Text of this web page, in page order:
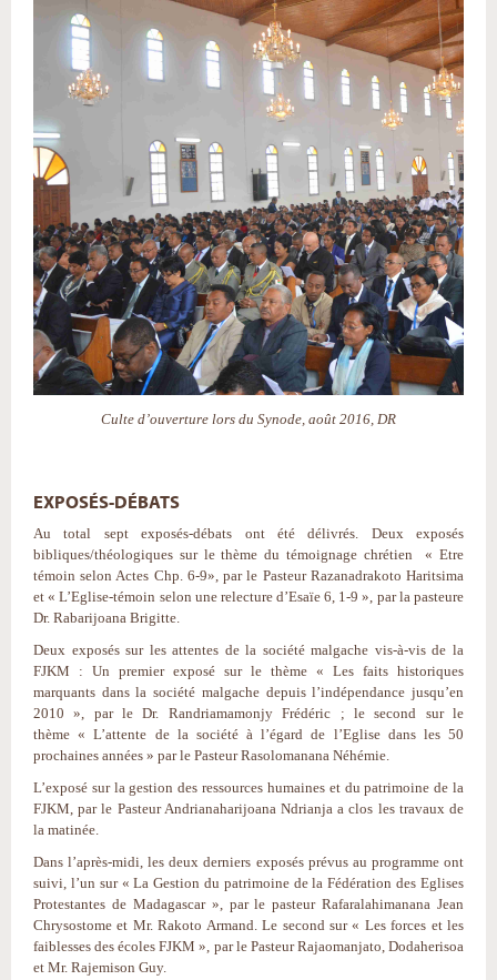
Culte d’ouverture lors du Synode, août 2016, DR
EXPOSÉS-DÉBATS
Au total sept exposés-débats ont été délivrés. Deux exposés
bibliques/théologiques sur le thème du témoignage chrétien « Etre
témoin selon Actes Chp. 6-9», par le Pasteur Razanadrakoto Haritsima
et « L’Eglise-témoin selon une relecture d’Esaïe 6, 1-9 », par la pasteure
Dr. Rabarijoana Brigitte.
Deux exposés sur les attentes de la société malgache vis-à-vis de la
FJKM : Un premier exposé sur le thème « Les faits historiques
marquants dans la société malgache depuis l’indépendance jusqu’en
2010 », par le Dr. Randriamamonjy Frédéric ; le second sur le
thème « L’attente de la société à l’égard de l’Eglise dans les 50
prochaines années » par le Pasteur Rasolomanana Néhémie.
L’exposé sur la gestion des ressources humaines et du patrimoine de la
FJKM, par le Pasteur Andrianaharijoana Ndrianja a clos les travaux de
la matinée.
Dans l’après-midi, les deux derniers exposés prévus au programme ont
suivi, l’un sur « La Gestion du patrimoine de la Fédération des Eglises
Protestantes de Madagascar », par le pasteur Rafaralahimanana Jean
Chrysostome et Mr. Rakoto Armand. Le second sur « Les forces et les
faiblesses des écoles FJKM », par le Pasteur Rajaomanjato, Dodaherisoa
et Mr. Rajemison Guy.